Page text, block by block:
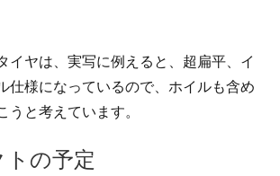
イヤは、実写に例えると、超扁平、イ
仕様になっているので、ホイルも含め
うと考えています。
の予定